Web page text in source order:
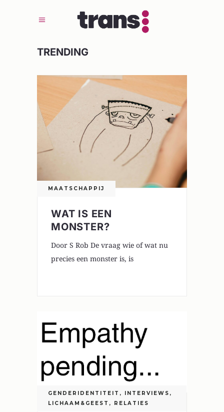
TRENDING
MAATSCHAPPIJ
WAT IS EEN
MONSTER?
Door S Rob De vraag wie of wat nu
precies een monster is, is
GENDERIDENTITEIT , INTERVIEWS ,
LICHAAM&GEEST , RELATIES